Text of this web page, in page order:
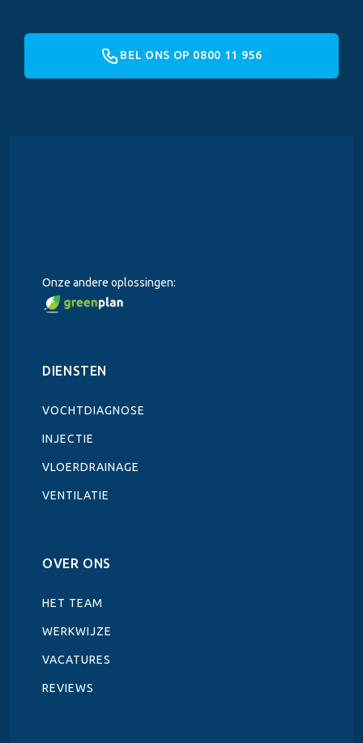
BEL ONS OP 0800 11 956
Onze andere oplossingen:
DIENSTEN
VOCHTDIAGNOSE
INJECTIE
VLOERDRAINAGE
VENTILATIE
OVER ONS
HET TEAM
WERKWIJZE
VACATURES
REVIEWS